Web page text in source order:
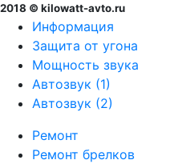
2018 © kilowatt-avto.ru
Информация
Защита от угона
Мощность звука
Автозвук (1)
Автозвук (2)
Ремонт
Ремонт брелков